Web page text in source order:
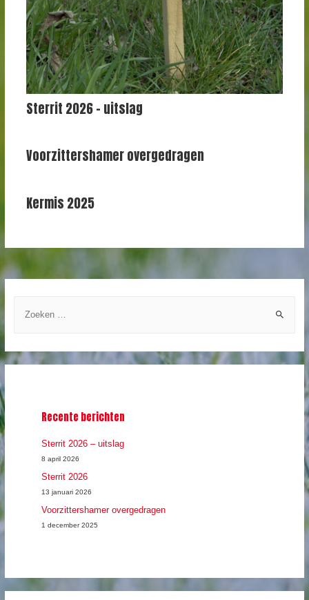
Sterrit 2026 – uitslag
Voorzittershamer overgedragen
Kermis 2025
k
Recente berichten
Sterrit 2026 – uitslag
8 april 2026
Sterrit 2026
13 januari 2026
Voorzittershamer overgedragen
1 december 2025